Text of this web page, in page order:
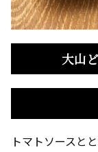
大山
トマトソースと